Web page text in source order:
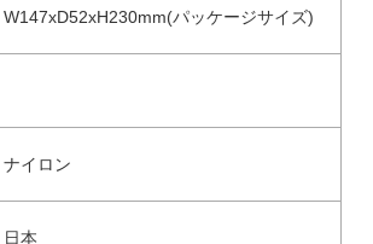
W147xD52xH230mm(パッケージサイズ)
ナイロン
日本